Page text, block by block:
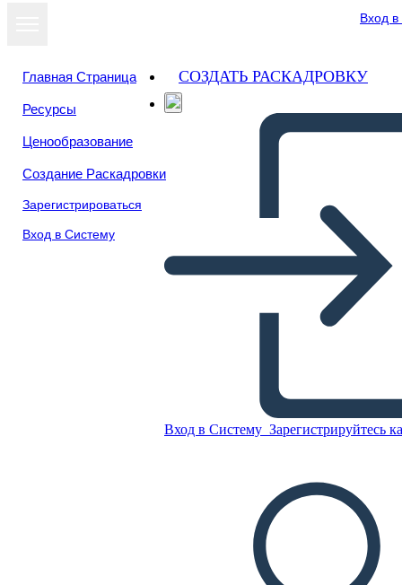
Вход
Главная Страница
Ресурсы
Ценообразование
Создание Раскадровки
Зарегистрироваться
Вход в Систему
СОЗДАТЬ РАСКАДРОВКУ
Вход в Систему Зарегистрируйтесь
Antica Roma Narrativa
СОЗДАТЬ РАСКАДРОВКУ
ВОСПРОИЗВЕСТИ СЛАЙД-ШОУ
ПОЧИТАЙ МНЕ